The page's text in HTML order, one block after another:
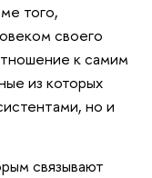
того,
своего
к самим
из которых
но и
связывают